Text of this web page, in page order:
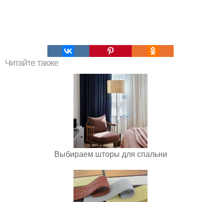
Читайте также
Выбираем шторы для спальни